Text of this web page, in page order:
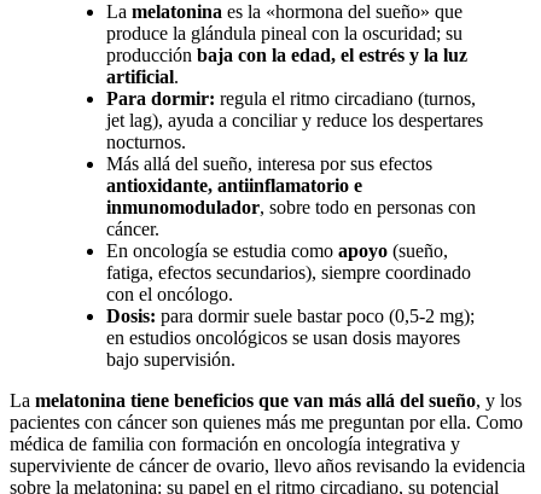
La melatonina es la «hormona del sueño» que
produce la glándula pineal con la oscuridad; su
producción baja con la edad, el estrés y la luz
artificial.
Para dormir: regula el ritmo circadiano (turnos,
jet lag), ayuda a conciliar y reduce los despertares
nocturnos.
Más allá del sueño, interesa por sus efectos
antioxidante, antiinflamatorio e
inmunomodulador, sobre todo en personas con
cáncer.
En oncología se estudia como apoyo (sueño,
fatiga, efectos secundarios), siempre coordinado
con el oncólogo.
Dosis: para dormir suele bastar poco (0,5-2 mg);
en estudios oncológicos se usan dosis mayores
bajo supervisión.
La melatonina tiene beneficios que van más allá del sueño, y los
pacientes con cáncer son quienes más me preguntan por ella. Como
médica de familia con formación en oncología integrativa y
superviviente de cáncer de ovario, llevo años revisando la evidencia
sobre la melatonina: su papel en el ritmo circadiano, su potencial